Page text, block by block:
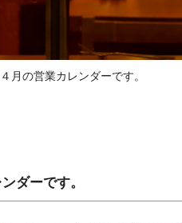
４月の営業カレンダーです。
ダーです。